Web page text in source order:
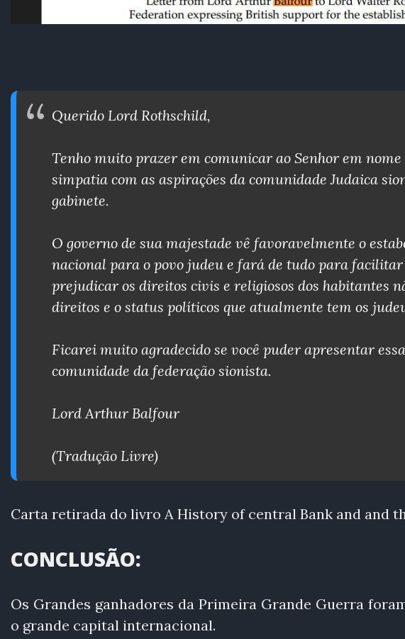
Querido Lord Rothschild,
Tenho muito prazer em comunicar ao Senhor em
simpatia com as aspirações da comunidade Judaica
gabinete.
O governo de sua majestade vê favoravelmente o
nacional para o povo judeu e fará de tudo para
prejudicar os direitos civis e religiosos dos habitantes
direitos e o status políticos que atualmente tem os
Ficarei muito agradecido se você puder apresentar
comunidade da federação sionista.
Lord Arthur Balfour
(Tradução Livre)
Carta retirada do livro A History of central Bank and and
CONCLUSÃO:
Os Grandes ganhadores da Primeira Grande Guerra
o grande capital internacional.